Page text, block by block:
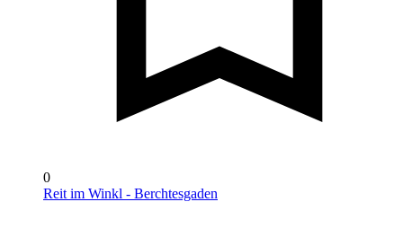
0
Reit im Winkl - Berchtesgaden